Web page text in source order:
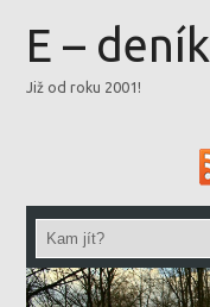
E – deník
Již od roku 2001!